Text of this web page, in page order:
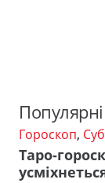
Гороскоп,
Таро-